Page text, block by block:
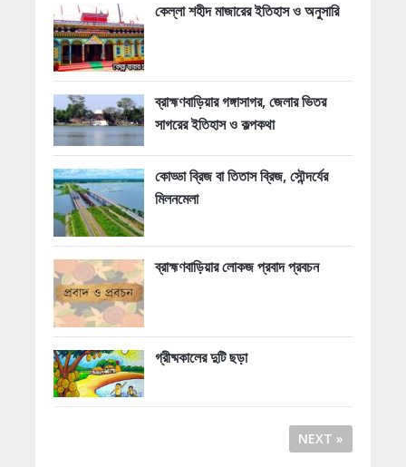
কেল্লা শহীদ মাজারের ইতিহাস ও অনুসারি
ব্রাহ্মণবাড়িয়ার গঙ্গাসাগর, জেলার ভিতর
সাগরের ইতিহাস ও কল্পকথা
কোড্ডা ব্রিজ বা তিতাস ব্রিজ, সৌন্দর্যের
মিলনমেলা
ব্রাহ্মণবাড়িয়ার লোকজ প্রবাদ প্রবচন
গ্রীষ্মকালের দুটি ছড়া
NEXT »